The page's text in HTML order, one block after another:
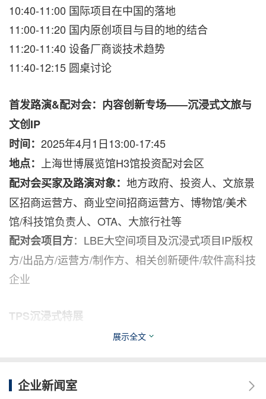
10:40-11:00 国际项目在中国的落地
11:00-11:20 国内原创项目与目的地的结合
11:20-11:40 设备厂商谈技术趋势
11:40-12:15 圆桌讨论
首发路演&配对会：内容创新专场——沉浸式文旅与
文创IP
时间： 2025年4月1日13:00-17:45
地点： 上海世博展览馆H3馆投资配对会区
配对会买家及路演对象： 地方政府、投资人、文旅景
区招商运营方、商业空间招商运营方、博物馆/美术
馆/科技馆负责人、OTA、大旅行社等
配对会项目方：LBE大空间项目及沉浸式项目IP版权
方/出品方/运营方/制作方、相关创新硬件/软件高科技
企业
TPS沉浸式特展
展示沉浸式项目、设备设施
展示全文
企业新闻室